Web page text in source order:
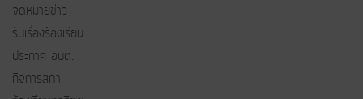
จดหมายข่าว
รับเรื่องร้องเรียน
ประกาศ อบต.
กิจการสภา